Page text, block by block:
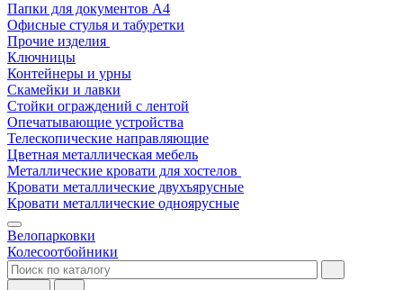
Папки для документов A4
Офисные стулья и табуретки
Прочие изделия
Ключницы
Контейнеры и урны
Скамейки и лавки
Стойки ограждений с лентой
Опечатывающие устройства
Телескопические направляющие
Цветная металлическая мебель
Металлические кровати для хостелов
Кровати металлические двухъярусные
Кровати металлические одноярусные
Велопарковки
Колесоотбойники